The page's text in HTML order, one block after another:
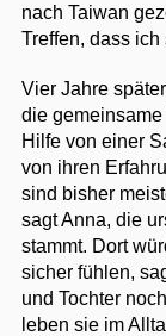
nach Taiwan
Treffen, dass ich
Vier Jahre
die
Hilfe von einer
von ihren
sind bisher
sagt Anna, die
stammt. Dort
sicher fühlen,
und Tochter
leben sie im